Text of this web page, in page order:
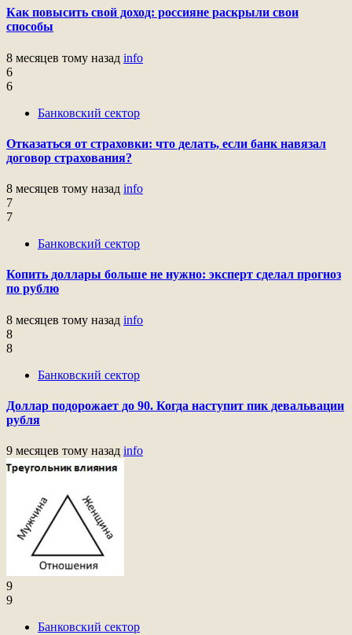
Как повысить свой доход: россияне раскрыли свои
способы
8 месяцев тому назад info
6
6
Банковский сектор
Отказаться от страховки: что делать, если банк навязал
договор страхования?
8 месяцев тому назад info
7
7
Банковский сектор
Копить доллары больше не нужно: эксперт сделал прогноз
по рублю
8 месяцев тому назад info
8
8
Банковский сектор
Доллар подорожает до 90. Когда наступит пик девальвации
рубля
9 месяцев тому назад info
9
9
Банковский сектор